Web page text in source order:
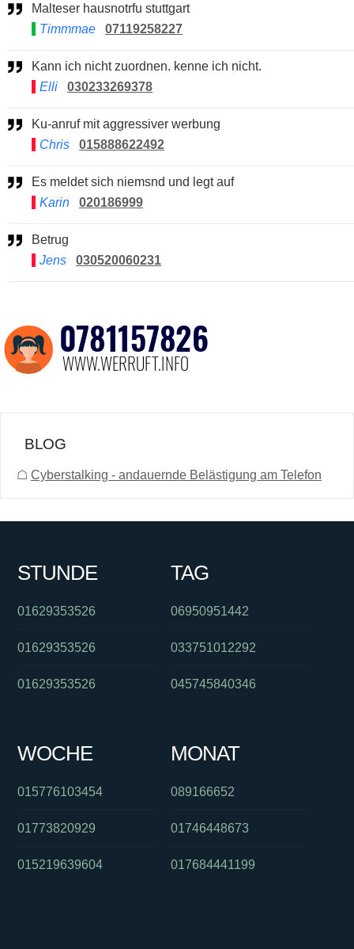
Malteser hausnotrfu stuttgart
Timmmae
07119258227
Kann ich nicht zuordnen. kenne ich nicht.
Elli
030233269378
Ku-anruf mit aggressiver werbung
Chris
015888622492
Es meldet sich niemsnd und legt auf
Karin
020186999
Betrug
Jens
030520060231
BLOG
☖ Cyberstalking - andauernde Belästigung am Telefon
STUNDE
01629353526
01629353526
01629353526
TAG
06950951442
033751012292
045745840346
WOCHE
015776103454
01773820929
015219639604
MONAT
089166652
01746448673
017684441199